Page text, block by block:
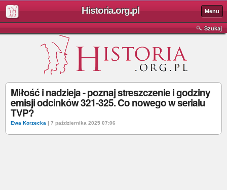
Historia.org.pl Menu
Szukaj
Miłość i nadzieja - poznaj streszczenie i godziny
emisji odcinków 321-325. Co nowego w serialu
TVP?
Ewa Korzecka | 7 października 2025 07:06